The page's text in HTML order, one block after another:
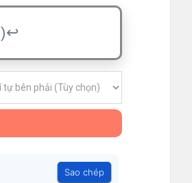
Sao chép